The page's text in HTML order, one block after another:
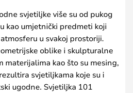
svjetiljke više su od pukog
kao umjetnički predmeti koji
u svakoj prostoriji.
oblike i skulpturalne
materijalima kao što su mesing,
svjetiljkama koje su i
ugodne. Svjetiljka 101